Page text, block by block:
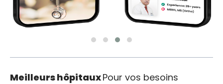
Meilleurs hôpitauxPour vos besoins